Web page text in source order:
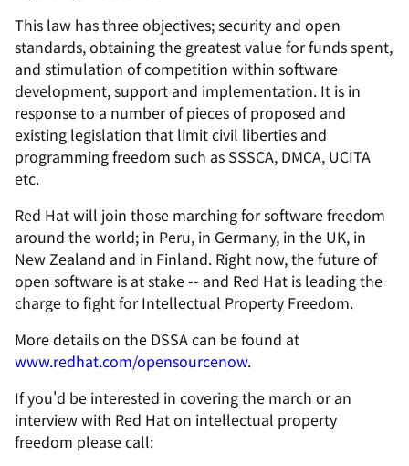
This law has three objectives; security and open
standards, obtaining the greatest value for funds spent,
and stimulation of competition within software
development, support and implementation. It is in
response to a number of pieces of proposed and
existing legislation that limit civil liberties and
programming freedom such as SSSCA, DMCA, UCITA
etc.
Red Hat will join those marching for software freedom
around the world; in Peru, in Germany, in the UK, in
New Zealand and in Finland. Right now, the future of
open software is at stake -- and Red Hat is leading the
charge to fight for Intellectual Property Freedom.
More details on the DSSA can be found at
www.redhat.com/opensourcenow.
If you'd be interested in covering the march or an
interview with Red Hat on intellectual property
freedom please call: